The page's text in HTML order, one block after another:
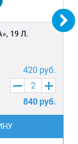
19 Л.
420 руб.
840 руб.